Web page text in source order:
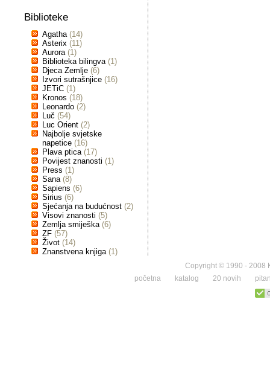
Biblioteke
Agatha (14)
Asterix (11)
Aurora (1)
Biblioteka bilingva (1)
Djeca Zemlje (6)
Izvori sutrašnjice (16)
JETiC (1)
Kronos (18)
Leonardo (2)
Luč (54)
Luc Orient (2)
Najbolje svjetske
napetice (16)
Plava ptica (17)
Povijest znanosti (1)
Press (1)
Sana (8)
Sapiens (6)
Sirius (6)
Sjećanja na budućnost (2)
Visovi znanosti (5)
Zemlja smiješka (6)
ZF (57)
Život (14)
Znanstvena knjiga (1)
Copyright © 1990 - 2008
početna
katalog 20 novih